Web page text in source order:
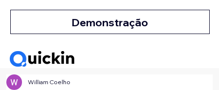
Demonstração
William Coelho